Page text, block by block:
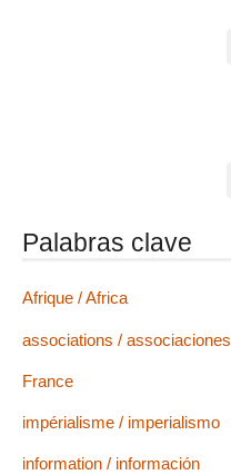
Palabras clave
Afrique / Africa
associations / associaciones
France
impérialisme / imperialismo
information / información